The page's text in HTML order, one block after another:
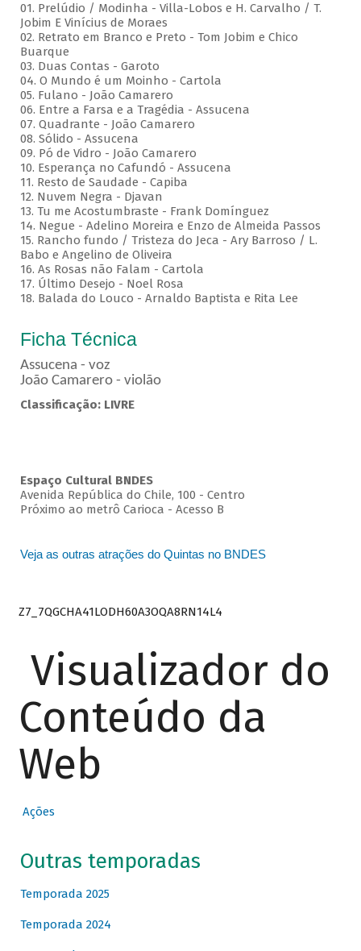
01. Prelúdio / Modinha - Villa-Lobos e H. Carvalho / T.
Jobim E Vinícius de Moraes
02. Retrato em Branco e Preto - Tom Jobim e Chico
Buarque
03. Duas Contas - Garoto
04. O Mundo é um Moinho - Cartola
05. Fulano - João Camarero
06. Entre a Farsa e a Tragédia - Assucena
07. Quadrante - João Camarero
08. Sólido - Assucena
09. Pó de Vidro - João Camarero
10. Esperança no Cafundó - Assucena
11. Resto de Saudade - Capiba
12. Nuvem Negra - Djavan
13. Tu me Acostumbraste - Frank Domínguez
14. Negue - Adelino Moreira e Enzo de Almeida Passos
15. Rancho fundo / Tristeza do Jeca - Ary Barroso / L.
Babo e Angelino de Oliveira
16. As Rosas não Falam - Cartola
17. Último Desejo - Noel Rosa
18. Balada do Louco - Arnaldo Baptista e Rita Lee
Ficha Técnica
Assucena - voz
João Camarero - violão
Classificação: LIVRE
Espaço Cultural BNDES
Avenida República do Chile, 100 - Centro
Próximo ao metrô Carioca - Acesso B
Veja as outras atrações do Quintas no BNDES
Z7_7QGCHA41LODH60A3OQA8RN14L4
Visualizador do
Conteúdo da
Web
Ações
Outras temporadas
Temporada 2025
Temporada 2024